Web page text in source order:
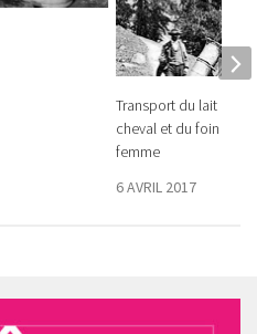
Transport du lait à
cheval et du foin à
femme
6 AVRIL 2017